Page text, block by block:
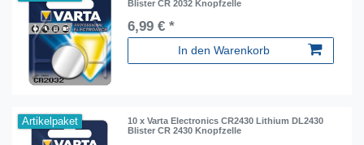
Blister CR 2032 Knopfzelle
6,99 € *
In den Warenkorb
Artikelpaket
10 x Varta Electronics CR2430 Lithium DL2430
Blister CR 2430 Knopfzelle